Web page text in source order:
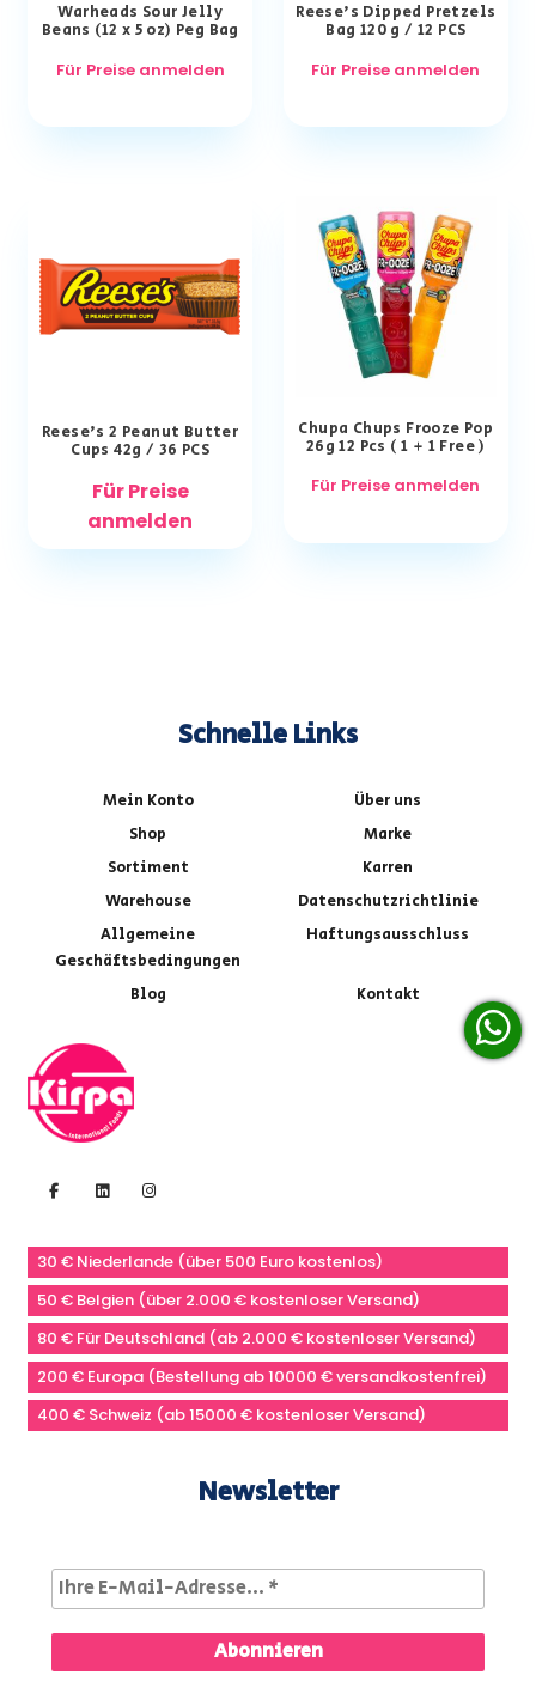
Warheads Sour Jelly
Beans (12 x 5 oz) Peg Bag
Für Preise anmelden
Reese’s Dipped Pretzels
Bag 120 g / 12 PCS
Für Preise anmelden
Reese’s 2 Peanut Butter
Cups 42g / 36 PCS
Für Preise
anmelden
Chupa Chups Frooze Pop
26g 12 Pcs ( 1 + 1 Free )
Für Preise anmelden
Schnelle Links
Mein Konto
Über uns
Shop
Marke
Sortiment
Karren
Warehouse
Datenschutzrichtlinie
Allgemeine
Geschäftsbedingungen
Haftungsausschluss
Blog Kontakt
30 € Niederlande (über 500 Euro kostenlos)
50 € Belgien (über 2.000 € kostenloser Versand)
80 € Für Deutschland (ab 2.000 € kostenloser Versand)
200 € Europa (Bestellung ab 10000 € versandkostenfrei)
400 € Schweiz (ab 15000 € kostenloser Versand)
Newsletter